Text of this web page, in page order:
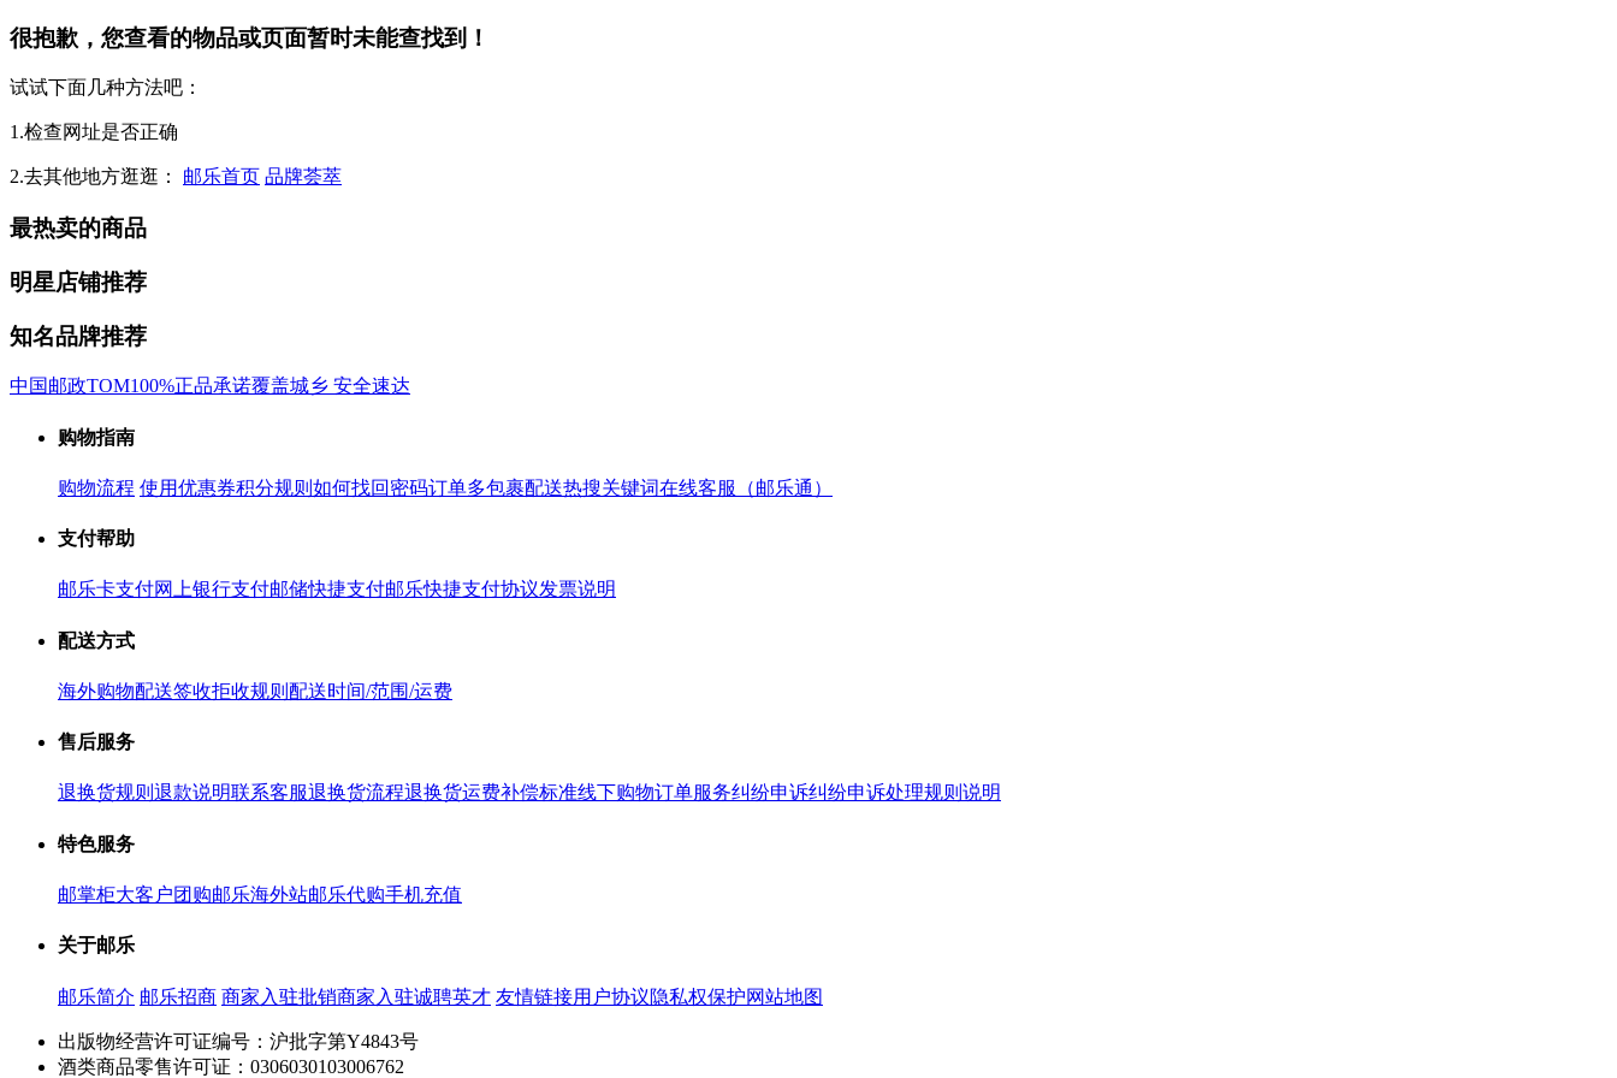
很抱歉，您查看的物品或页面暂时未能查找到！
试试下面几种方法吧：
1.检查网址是否正确
2.去其他地方逛逛： 邮乐首页 品牌荟萃
最热卖的商品
明星店铺推荐
知名品牌推荐
中国邮政TOM100%正品承诺覆盖城乡 安全速达
购物指南
购物流程 使用优惠券积分规则 如何找回密码订单多包裹配送热搜关键词在线客服（邮乐通）
支付帮助
邮乐卡支付网上银行支付邮储快捷支付邮乐快捷支付协议发票说明
配送方式
海外购物配送签收拒收规则 配送时间/范围/运费
售后服务
退换货规则 退款说明联系客服退换货流程退换货运费补偿标准线下购物订单服务纠纷申诉纠纷申诉处理规则说明
特色服务
邮掌柜大客户团购邮乐海外站邮乐代购手机充值
关于邮乐
邮乐简介 邮乐招商 商家入驻批销商家入驻诚聘英才 友情链接用户协议隐私权保护网站地图
出版物经营许可证编号：沪批字第Y4843号
酒类商品零售许可证：0306030103006762